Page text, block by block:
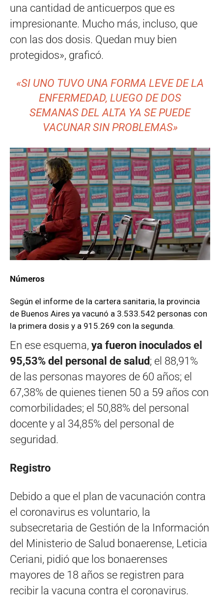
una cantidad de anticuerpos que es
impresionante. Mucho más, incluso, que
con las dos dosis. Quedan muy bien
protegidos», graficó.
«SI UNO TUVO UNA FORMA LEVE DE LA
ENFERMEDAD, LUEGO DE DOS
SEMANAS DEL ALTA YA SE PUEDE
VACUNAR SIN PROBLEMAS»
Números
Según el informe de la cartera sanitaria, la provincia
de Buenos Aires ya vacunó a 3.533.542 personas con
la primera dosis y a 915.269 con la segunda.
En ese esquema, ya fueron inoculados el
95,53% del personal de salud; el 88,91%
de las personas mayores de 60 años; el
67,38% de quienes tienen 50 a 59 años con
comorbilidades; el 50,88% del personal
docente y al 34,85% del personal de
seguridad.
Registro
Debido a que el plan de vacunación contra
el coronavirus es voluntario, la
subsecretaria de Gestión de la Información
del Ministerio de Salud bonaerense, Leticia
Ceriani, pidió que los bonaerenses
mayores de 18 años se registren para
recibir la vacuna contra el coronavirus.